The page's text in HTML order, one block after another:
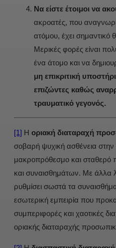
Να είστε έτοιμοι να
ακροατές, που
ατόμου, έχει σημαντικό
Μερικές φορές είναι
ένα άτομο και να
μη επικριτική
επιζώντες καθώς
τραυματικό γεγονός.
[1] Η οριακή διαταραχή
σοβαρή ψυχική ασθένεια στην
μακροπρόθεσμο και σταθερό
και συναισθημάτων. Με άλλα
ρυθμίσει σωστά τα
εσωτερική εμπειρία που
συμπεριφορές και χαοτικές
οριακής διαταραχής